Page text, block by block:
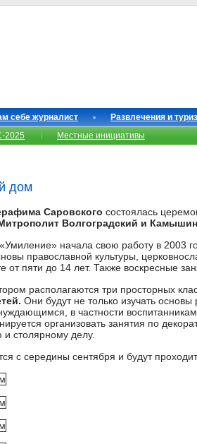
себе журналист
Развлечения и
2025 Местные инициативы
дом
Саровского состоялась
Волгоградский и
начала свою работу в 2003
православной культуры,
от пяти до 14 лет. Также воскресные
располагаются три просторных
Они будут не только изучать основы
в частности
организовать занятия по
и столярному делу.
с середины сентября и будут